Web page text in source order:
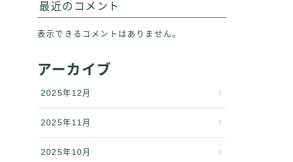
最近のコメント
表示できるコメントはありません。
アーカイブ
2025年12月
2025年11月
2025年10月